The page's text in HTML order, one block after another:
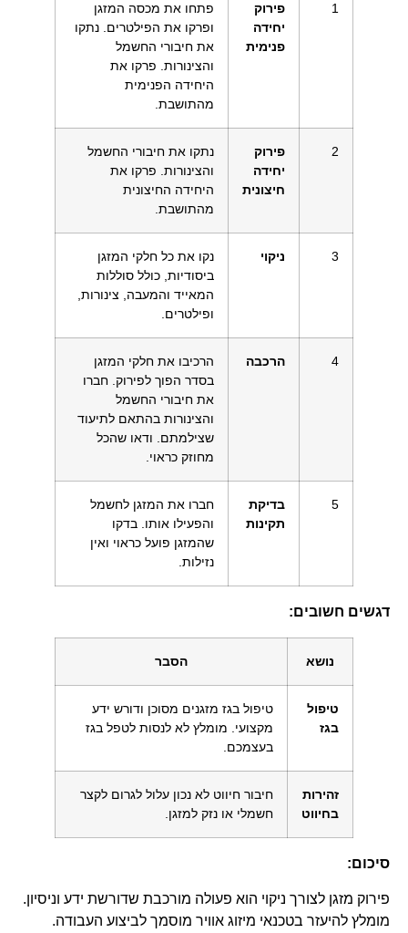
1
פירוק
יחידה
פנימית
פתחו את מכסה המזגן
ופרקו את הפילטרים. נתקו
את חיבורי החשמל
והצינורות. פרקו את
היחידה הפנימית
מהתושבת.
2
פירוק
יחידה
חיצונית
נתקו את חיבורי החשמל
והצינורות. פרקו את
היחידה החיצונית
מהתושבת.
3 ניקוי
נקו את כל חלקי המזגן
ביסודיות, כולל סוללות
המאייד והמעבה, צינורות,
ופילטרים.
4 הרכבה
הרכיבו את חלקי המזגן
בסדר הפוך לפירוק. חברו
את חיבורי החשמל
והצינורות בהתאם לתיעוד
שצילמתם. ודאו שהכל
מחוזק כראוי.
5
בדיקת
תקינות
חברו את המזגן לחשמל
והפעילו אותו. בדקו
שהמזגן פועל כראוי ואין
נזילות.
דגשים חשובים:
נושא הסבר
טיפול
בגז
טיפול בגז מזגנים מסוכן ודורש ידע
מקצועי. מומלץ לא לנסות לטפל בגז
בעצמכם.
זהירות
בחיווט
חיבור חיווט לא נכון עלול לגרום לקצר
חשמלי או נזק למזגן.
סיכום:
פירוק מזגן לצורך ניקוי הוא פעולה מורכבת שדורשת ידע וניסיון.
מומלץ להיעזר בטכנאי מיזוג אוויר מוסמך לביצוע העבודה.